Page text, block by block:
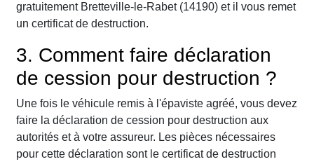
gratuitement Bretteville-le-Rabet (14190) et il vous remet
un certificat de destruction.
3. Comment faire déclaration
de cession pour destruction ?
Une fois le véhicule remis à l'épaviste agréé, vous devez
faire la déclaration de cession pour destruction aux
autorités et à votre assureur. Les pièces nécessaires
pour cette déclaration sont le certificat de destruction